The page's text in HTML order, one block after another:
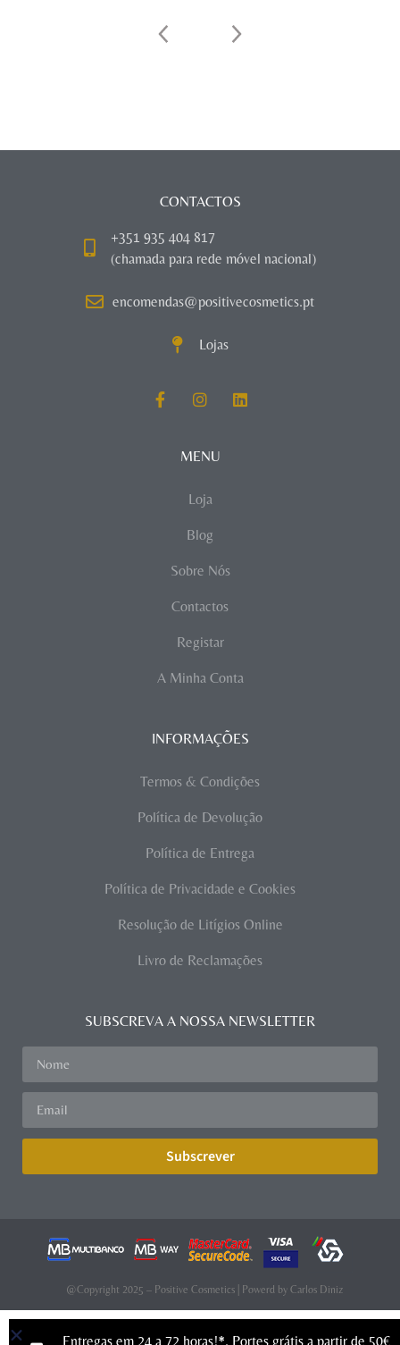
CONTACTOS
+351 935 404 817
(chamada para rede móvel nacional)
encomendas@positivecosmetics.pt
Lojas
MENU
Loja
Blog
Sobre Nós
Contactos
Registar
A Minha Conta
INFORMAÇÕES
Termos & Condições
Política de Devolução
Política de Entrega
Política de Privacidade e Cookies
Resolução de Litígios Online
Livro de Reclamações
SUBSCREVA A NOSSA NEWSLETTER
Subscrever
@Copyright 2025 – Positive Cosmetics | Powerd by Carlos Diniz
Entregas em 24 a 72 horas!*. Portes grátis a partir de 50€